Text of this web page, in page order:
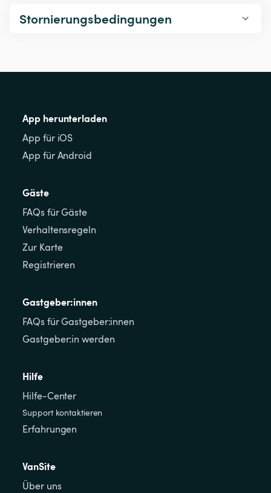
Stornierungsbedingungen
App herunterladen
App für iOS
App für Android
Gäste
FAQs für Gäste
Verhaltensregeln
Zur Karte
Registrieren
Gastgeber:innen
FAQs für Gastgeber:innen
Gastgeber:in werden
Hilfe
Hilfe-Center
Support kontaktieren
Erfahrungen
VanSite
Über uns